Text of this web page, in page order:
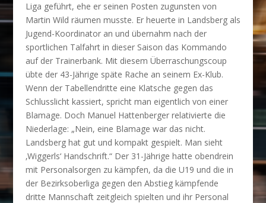
Liga geführt, ehe er seinen Posten zugunsten von
Martin Wild räumen musste. Er heuerte in Landsberg als
Jugend-Koordinator an und übernahm nach der
sportlichen Talfahrt in dieser Saison das Kommando
auf der Trainerbank. Mit diesem Überraschungscoup
übte der 43-Jährige späte Rache an seinem Ex-Klub.
Wenn der Tabellendritte eine Klatsche gegen das
Schlusslicht kassiert, spricht man eigentlich von einer
Blamage. Doch Manuel Hattenberger relativierte die
Niederlage: „Nein, eine Blamage war das nicht.
Landsberg hat gut und kompakt gespielt. Man sieht
‚Wiggerls‘ Handschrift.“ Der 31-Jährige hatte obendrein
mit Personalsorgen zu kämpfen, da die U19 und die in
der Bezirksoberliga gegen den Abstieg kämpfende
dritte Mannschaft zeitgleich spielten und ihr Personal